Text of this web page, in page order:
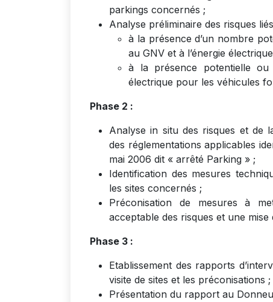
parkings concernés ;
Analyse préliminaire des risques
à la présence d’un nombre
au GNV et à l’énergie
à la présence potentielle ou
électrique pour les véhicules
Phase 2 :
Analyse in situ des risques et de
des réglementations applicables
mai 2006 dit « arrêté Parking » ;
Identification des mesures
les sites concernés ;
Préconisation de mesures à
acceptable des risques et une
Phase 3 :
Etablissement des rapports
visite de sites et les préconisations ;
Présentation du rapport au